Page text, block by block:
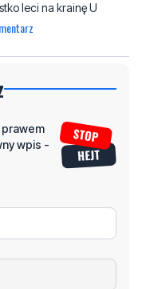
leci na krainę U
prawem
wpis -